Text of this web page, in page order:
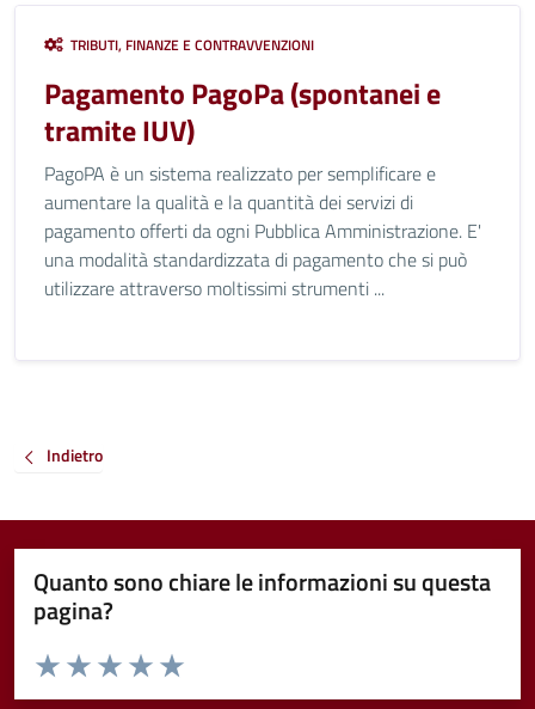
TRIBUTI, FINANZE E CONTRAVVENZIONI
Pagamento PagoPa (spontanei e
tramite IUV)
PagoPA è un sistema realizzato per semplificare e
aumentare la qualità e la quantità dei servizi di
pagamento offerti da ogni Pubblica Amministrazione. E'
una modalità standardizzata di pagamento che si può
utilizzare attraverso moltissimi strumenti ...
Indietro
Quanto sono chiare le informazioni su questa
pagina?
Valuta da 1 a 5 stelle la pagina
Valuta 5 stelle su 5
Valuta 4 stelle su 5
Valuta 3 stelle su 5
Valuta 2 stelle su 5
Valuta 1 stelle su 5